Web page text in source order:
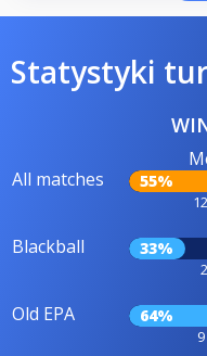
Statystyki
All matches 55%
Blackball 33%
Old EPA 64%